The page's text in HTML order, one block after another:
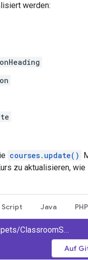
werden:
courses.update()
zu aktualisieren,
Script Java PHP
classroom/snippets/ClassroomSnippets/UpdateCourse.cs
Auf